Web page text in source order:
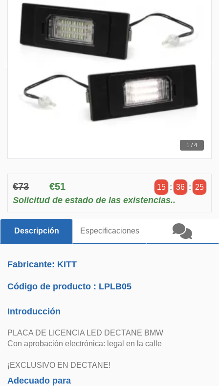
1 / 4
€73 €51 15 : 36 : 25
Solicitud de estado de las existencias..
Descripción Especificaciones
Fabricante: KITT
Código de producto : LPLB05
Introducción
PLACA DE LICENCIA LED DECTANE BMW
Con aprobación electrónica: legal en la calle
¡EXCLUSIVO EN DECTANE!
Adecuado para